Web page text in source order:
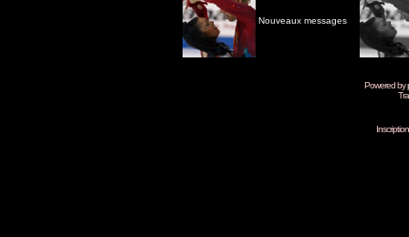
Nouveaux messages
Powered by